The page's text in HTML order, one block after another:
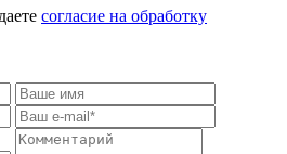
согласие на обработку